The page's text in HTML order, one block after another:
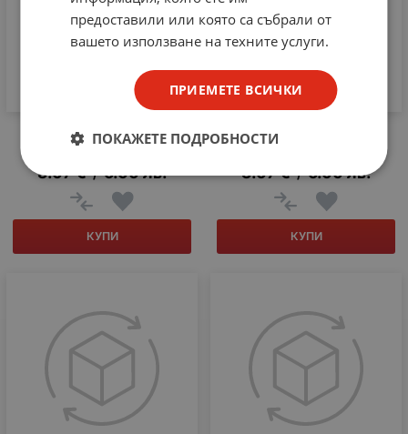
ZSTZ15/68 Стоящ
спринклер
3.07€ / 6.00лв.
КУПИ
ZSTX15/68 Висящ
спринклер
3.07€ / 6.00лв.
КУПИ
предоставили или която са събрали от
вашето използване на техните услуги.
ПРИЕМЕТЕ ВСИЧКИ
ПОКАЖЕТЕ ПОДРОБНОСТИ